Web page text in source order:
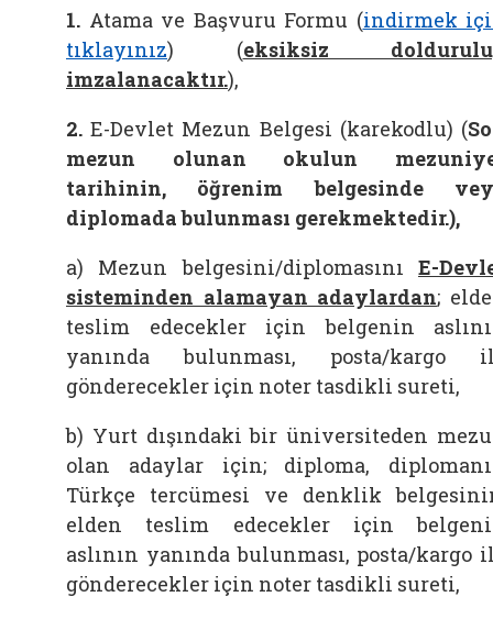
1. Atama ve Başvuru Formu (indirmek
tıklayınız) (eksiksiz
imzalanacaktır.),
2. E-Devlet Mezun Belgesi (karekodlu) (
mezun olunan okulun
tarihinin, öğrenim belgesinde
diplomada bulunması gerekmektedir.),
a) Mezun belgesini/diplomasını E-
sisteminden alamayan adaylardan;
teslim edecekler için belgenin
yanında bulunması, posta/kargo
gönderecekler için noter tasdikli sureti,
b) Yurt dışındaki bir üniversiteden
olan adaylar için; diploma,
Türkçe tercümesi ve denklik
elden teslim edecekler için
aslının yanında bulunması, posta/kargo
gönderecekler için noter tasdikli sureti,